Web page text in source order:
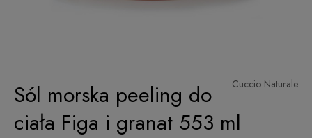
Cuccio Naturale
Sól morska peeling do
ciała Figa i granat 553 ml